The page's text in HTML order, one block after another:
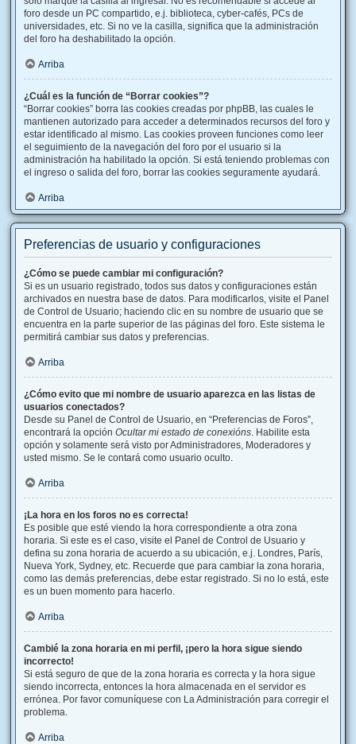
foro desde un PC compartido, e.j. biblioteca, cyber-cafés, PCs de
universidades, etc. Si no ve la casilla, significa que la administración
del foro ha deshabilitado la opción.
Arriba
¿Cuál es la función de “Borrar cookies”?
“Borrar cookies” borra las cookies creadas por phpBB, las cuales le
mantienen autorizado para acceder a determinados recursos del foro y
estar identificado al mismo. Las cookies proveen funciones como leer
el seguimiento de la navegación del foro por el usuario si la
administración ha habilitado la opción. Si está teniendo problemas con
el ingreso o salida del foro, borrar las cookies seguramente ayudará.
Arriba
Preferencias de usuario y configuraciones
¿Cómo se puede cambiar mi configuración?
Si es un usuario registrado, todos sus datos y configuraciones están
archivados en nuestra base de datos. Para modificarlos, visite el Panel
de Control de Usuario; haciendo clic en su nombre de usuario que se
encuentra en la parte superior de las páginas del foro. Este sistema le
permitirá cambiar sus datos y preferencias.
Arriba
¿Cómo evito que mi nombre de usuario aparezca en las listas de
usuarios conectados?
Desde su Panel de Control de Usuario, en “Preferencias de Foros”,
encontrará la opción Ocultar mi estado de conexións. Habilite esta
opción y solamente será visto por Administradores, Moderadores y
usted mismo. Se le contará como usuario oculto.
Arriba
¡La hora en los foros no es correcta!
Es posible que esté viendo la hora correspondiente a otra zona
horaria. Si este es el caso, visite el Panel de Control de Usuario y
defina su zona horaria de acuerdo a su ubicación, e.j. Londres, París,
Nueva York, Sydney, etc. Recuerde que para cambiar la zona horaria,
como las demás preferencias, debe estar registrado. Si no lo está, este
es un buen momento para hacerlo.
Arriba
Cambié la zona horaria en mi perfil, ¡pero la hora sigue siendo
incorrecto!
Si está seguro de que de la zona horaria es correcta y la hora sigue
siendo incorrecta, entonces la hora almacenada en el servidor es
errónea. Por favor comuníquese con La Administración para corregir el
problema.
Arriba